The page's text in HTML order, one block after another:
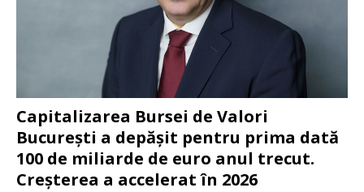
Capitalizarea Bursei de Valori
București a depășit pentru prima dată
100 de miliarde de euro anul trecut.
Creșterea a accelerat în 2026